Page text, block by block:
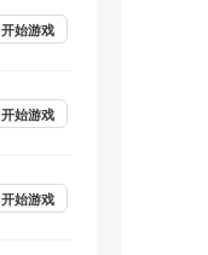
开始游戏
开始游戏
开始游戏